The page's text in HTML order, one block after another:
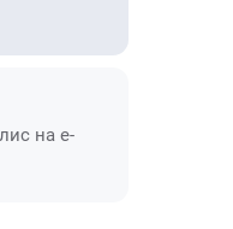
на e-